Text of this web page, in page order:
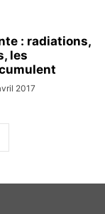
: radiations,
les
2017